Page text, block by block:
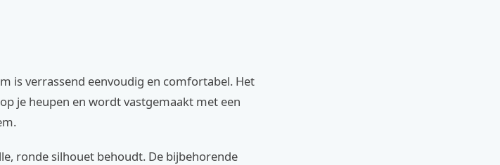
is verrassend eenvoudig en comfortabel. Het
je heupen en wordt vastgemaakt met een
ronde silhouet behoudt. De bijbehorende